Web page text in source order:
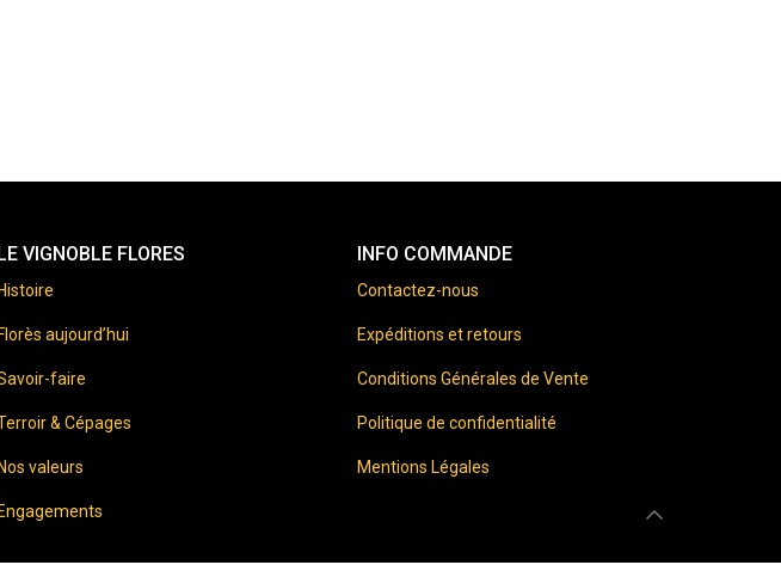
VIGNOBLE FLORES
Histoire
Florès aujourd’hui
faire
& Cépages
Nos valeurs
Engagements
INFO COMMANDE
Contactez-nous
Expéditions et retours
Conditions Générales de Vente
Politique de confidentialité
Mentions Légales